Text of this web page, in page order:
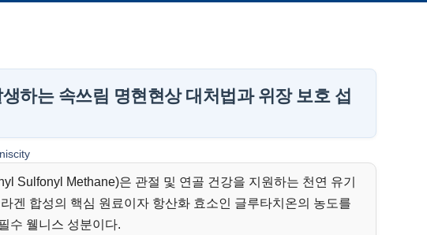
하는 속쓰림 명현현상 대처법과 위장 보호 섭
niscity
Sulfonyl Methane)은 관절 및 연골 건강을 지원하는 천연 유기
겐 합성의 핵심 원료이자 항산화 효소인 글루타치온의 농도를
수 웰니스 성분이다.